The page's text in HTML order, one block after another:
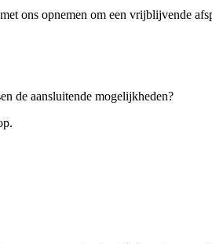
met ons opnemen om een vrijblijvende
de aansluitende mogelijkheden?